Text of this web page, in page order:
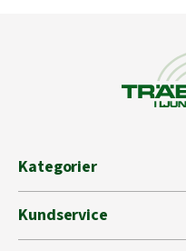
Kategorier
Kundservice